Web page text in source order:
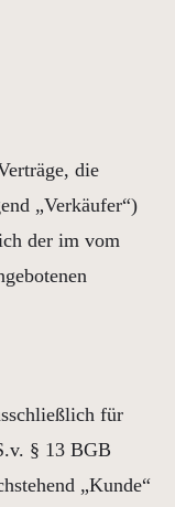
die
„Verkäufer“)
der im vom
für
§ 13 BGB
„Kunde“